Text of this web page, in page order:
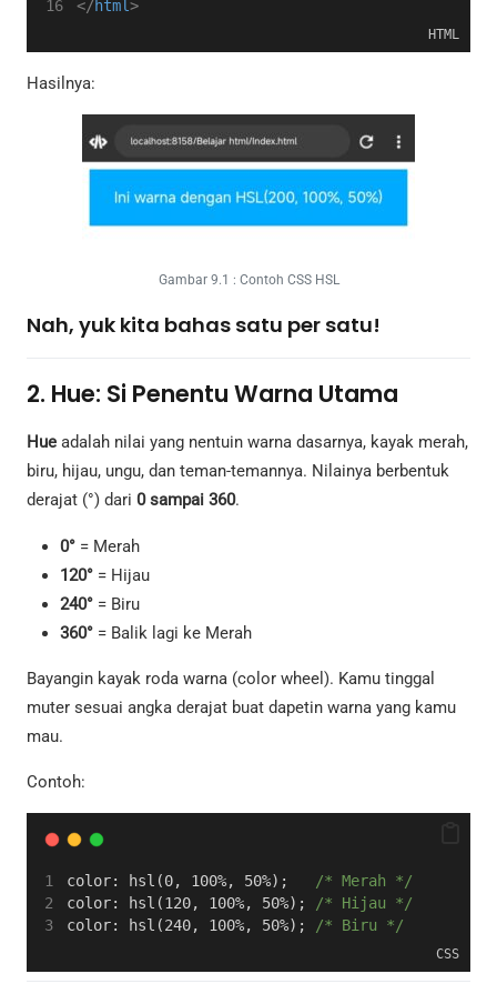
</html>
HTML
Hasilnya:
Gambar 9.1 : Contoh CSS HSL
Nah, yuk kita bahas satu per satu!
2. Hue: Si Penentu Warna Utama
Hue adalah nilai yang nentuin warna dasarnya, kayak merah,
biru, hijau, ungu, dan teman-temannya. Nilainya berbentuk
derajat (°) dari 0 sampai 360.
0° = Merah
120° = Hijau
240° = Biru
360° = Balik lagi ke Merah
Bayangin kayak roda warna (color wheel). Kamu tinggal
muter sesuai angka derajat buat dapetin warna yang kamu
mau.
Contoh:
color: hsl(0, 100%, 50%);
/* Merah */
color: hsl(120, 100%, 50%);
/* Hijau */
color: hsl(240, 100%, 50%);
/* Biru */
CSS